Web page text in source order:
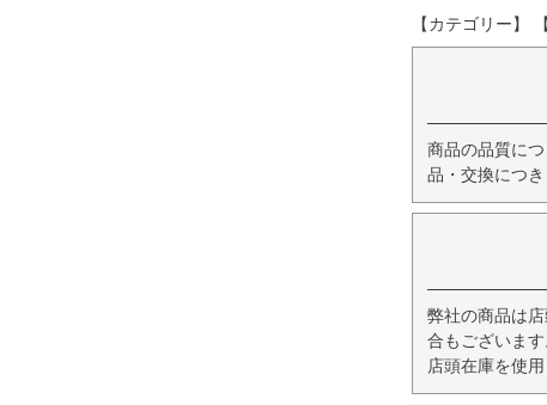
【カテゴリー】
商品の品質に
品・交換につ
弊社の商品は
合もございます
店頭在庫を使